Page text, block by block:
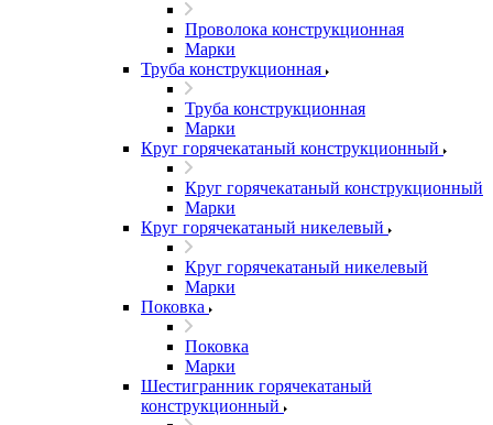
Проволока конструкционная
Марки
Труба конструкционная
Труба конструкционная
Марки
Круг горячекатаный конструкционный
Круг горячекатаный конструкционный
Марки
Круг горячекатаный никелевый
Круг горячекатаный никелевый
Марки
Поковка
Поковка
Марки
Шестигранник горячекатаный
конструкционный